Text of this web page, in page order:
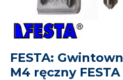
FESTA:
M4 ręczny